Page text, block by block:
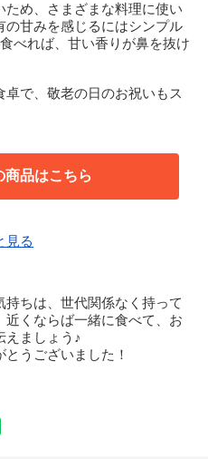
め、さまざまな料理に使い
甘みを感じるにはシンプル
べれば、甘い香りが鼻を抜け
で、敬老の日のお祝いもス
商品はこちら
見る
持ちは、世代関係なく持って
くならば一緒に食べて、お
えましょう♪
うございました！